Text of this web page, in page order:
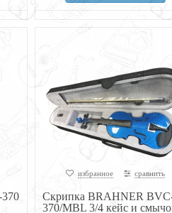
избранное сравнить
Скрипка BRAHNER
370/MBL 3/4 кейс и